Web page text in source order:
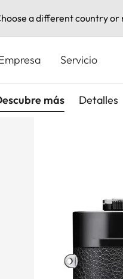
a different country
Servicio
más Detalles